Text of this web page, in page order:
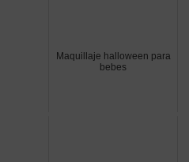
Maquillaje halloween para
bebes